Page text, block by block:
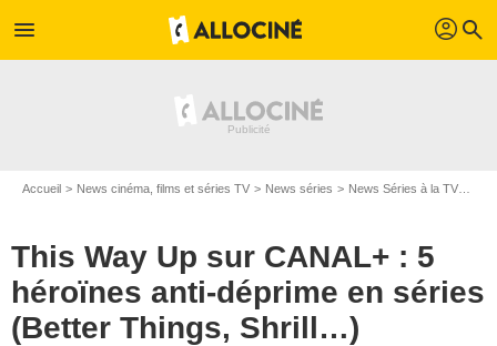
menu profil search
Accueil News cinéma, films et séries TV News séries News Séries à la TV
This Way Up sur CANAL+ : 5
héroïnes anti-déprime en séries
(Better Things, Shrill…)